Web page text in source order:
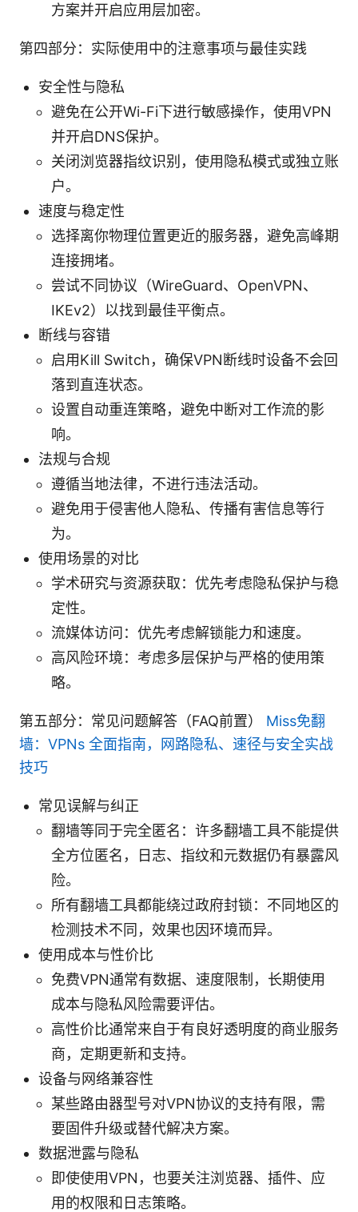
方案并开启应用层加密。
第四部分：实际使用中的注意事项与最佳实践
安全性与隐私
避免在公开Wi-Fi下进行敏感操作，使用VPN
并开启DNS保护。
关闭浏览器指纹识别，使用隐私模式或独立账
户。
速度与稳定性
选择离你物理位置更近的服务器，避免高峰期
连接拥堵。
尝试不同协议（WireGuard、OpenVPN、
IKEv2）以找到最佳平衡点。
断线与容错
启用Kill Switch，确保VPN断线时设备不会回
落到直连状态。
设置自动重连策略，避免中断对工作流的影
响。
法规与合规
遵循当地法律，不进行违法活动。
避免用于侵害他人隐私、传播有害信息等行
为。
使用场景的对比
学术研究与资源获取：优先考虑隐私保护与稳
定性。
流媒体访问：优先考虑解锁能力和速度。
高风险环境：考虑多层保护与严格的使用策
略。
第五部分：常见问题解答（FAQ前置） Miss免翻
墙：VPNs 全面指南，网路隐私、速径与安全实战
技巧
常见误解与纠正
翻墙等同于完全匿名：许多翻墙工具不能提供
全方位匿名，日志、指纹和元数据仍有暴露风
险。
所有翻墙工具都能绕过政府封锁：不同地区的
检测技术不同，效果也因环境而异。
使用成本与性价比
免费VPN通常有数据、速度限制，长期使用
成本与隐私风险需要评估。
高性价比通常来自于有良好透明度的商业服务
商，定期更新和支持。
设备与网络兼容性
某些路由器型号对VPN协议的支持有限，需
要固件升级或替代解决方案。
数据泄露与隐私
即使使用VPN，也要关注浏览器、插件、应
用的权限和日志策略。